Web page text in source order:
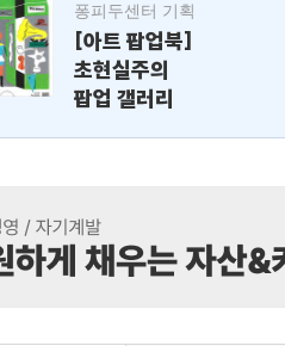
퐁피두센터 기획
[아트 팝업북]
초현실주의
팝업 갤러리